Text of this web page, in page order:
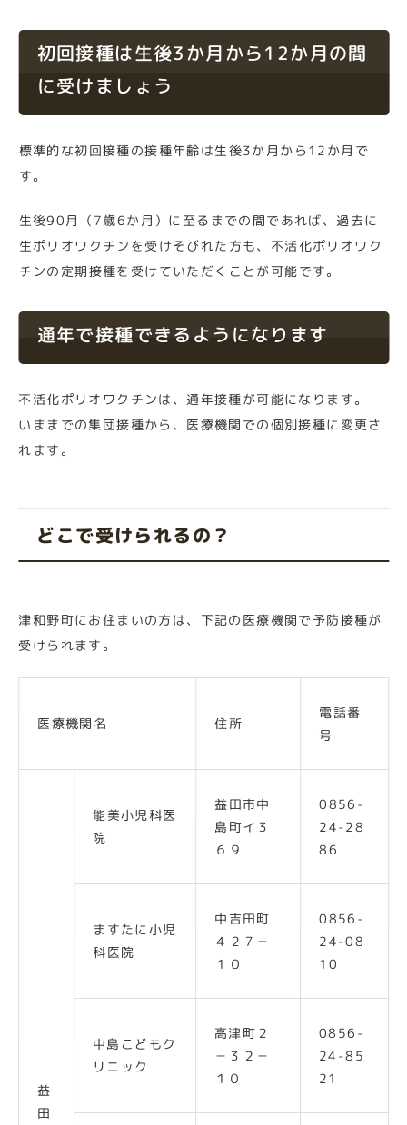
初回接種は生後3か月から12か月の間
に受けましょう
標準的な初回接種の接種年齢は生後3か月から12か月で
す。
生後90月（7歳6か月）に至るまでの間であれば、過去に
生ポリオワクチンを受けそびれた方も、不活化ポリオワク
チンの定期接種を受けていただくことが可能です。
通年で接種できるようになります
不活化ポリオワクチンは、通年接種が可能になります。
いままでの集団接種から、医療機関での個別接種に変更さ
れます。
どこで受けられるの？
津和野町にお住まいの方は、下記の医療機関で予防接種が
受けられます。
医療機関名 住所
電話番
号
益
田
能美小児科医
院
益田市中
島町イ３
６９
0856-
24-28
86
ますたに小児
科医院
中吉田町
４２７－
１０
0856-
24-08
10
中島こどもク
リニック
高津町２
－３２－
１０
0856-
24-85
21